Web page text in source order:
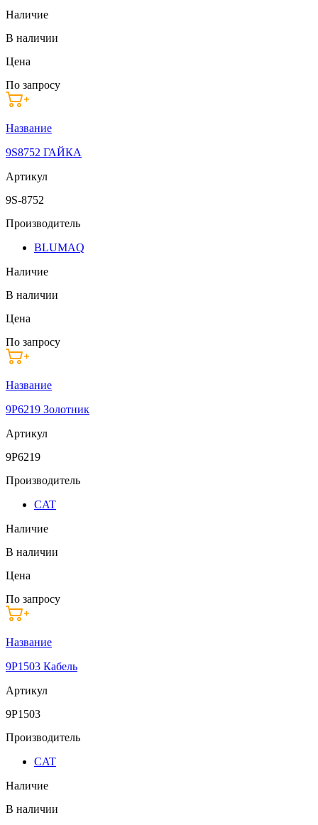
Наличие
В наличии
Цена
По запросу
Название
9S8752 ГАЙКА
Артикул
9S-8752
Производитель
BLUMAQ
Наличие
В наличии
Цена
По запросу
Название
9P6219 Золотник
Артикул
9P6219
Производитель
CAT
Наличие
В наличии
Цена
По запросу
Название
9P1503 Кабель
Артикул
9P1503
Производитель
CAT
Наличие
В наличии